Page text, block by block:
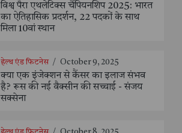
विश्व पैरा एथलेटिक्स चैंपियनशिप 2025: भारत
का ऐतिहासिक प्रदर्शन, 22 पदकों के साथ
मिला 10वां स्थान
हेल्थ एंड फिटनेस / October 9, 2025
क्या एक इंजेक्शन से कैंसर का इलाज संभव
है? रूस की नई वैक्सीन की सच्चाई - संजय
सक्सेना